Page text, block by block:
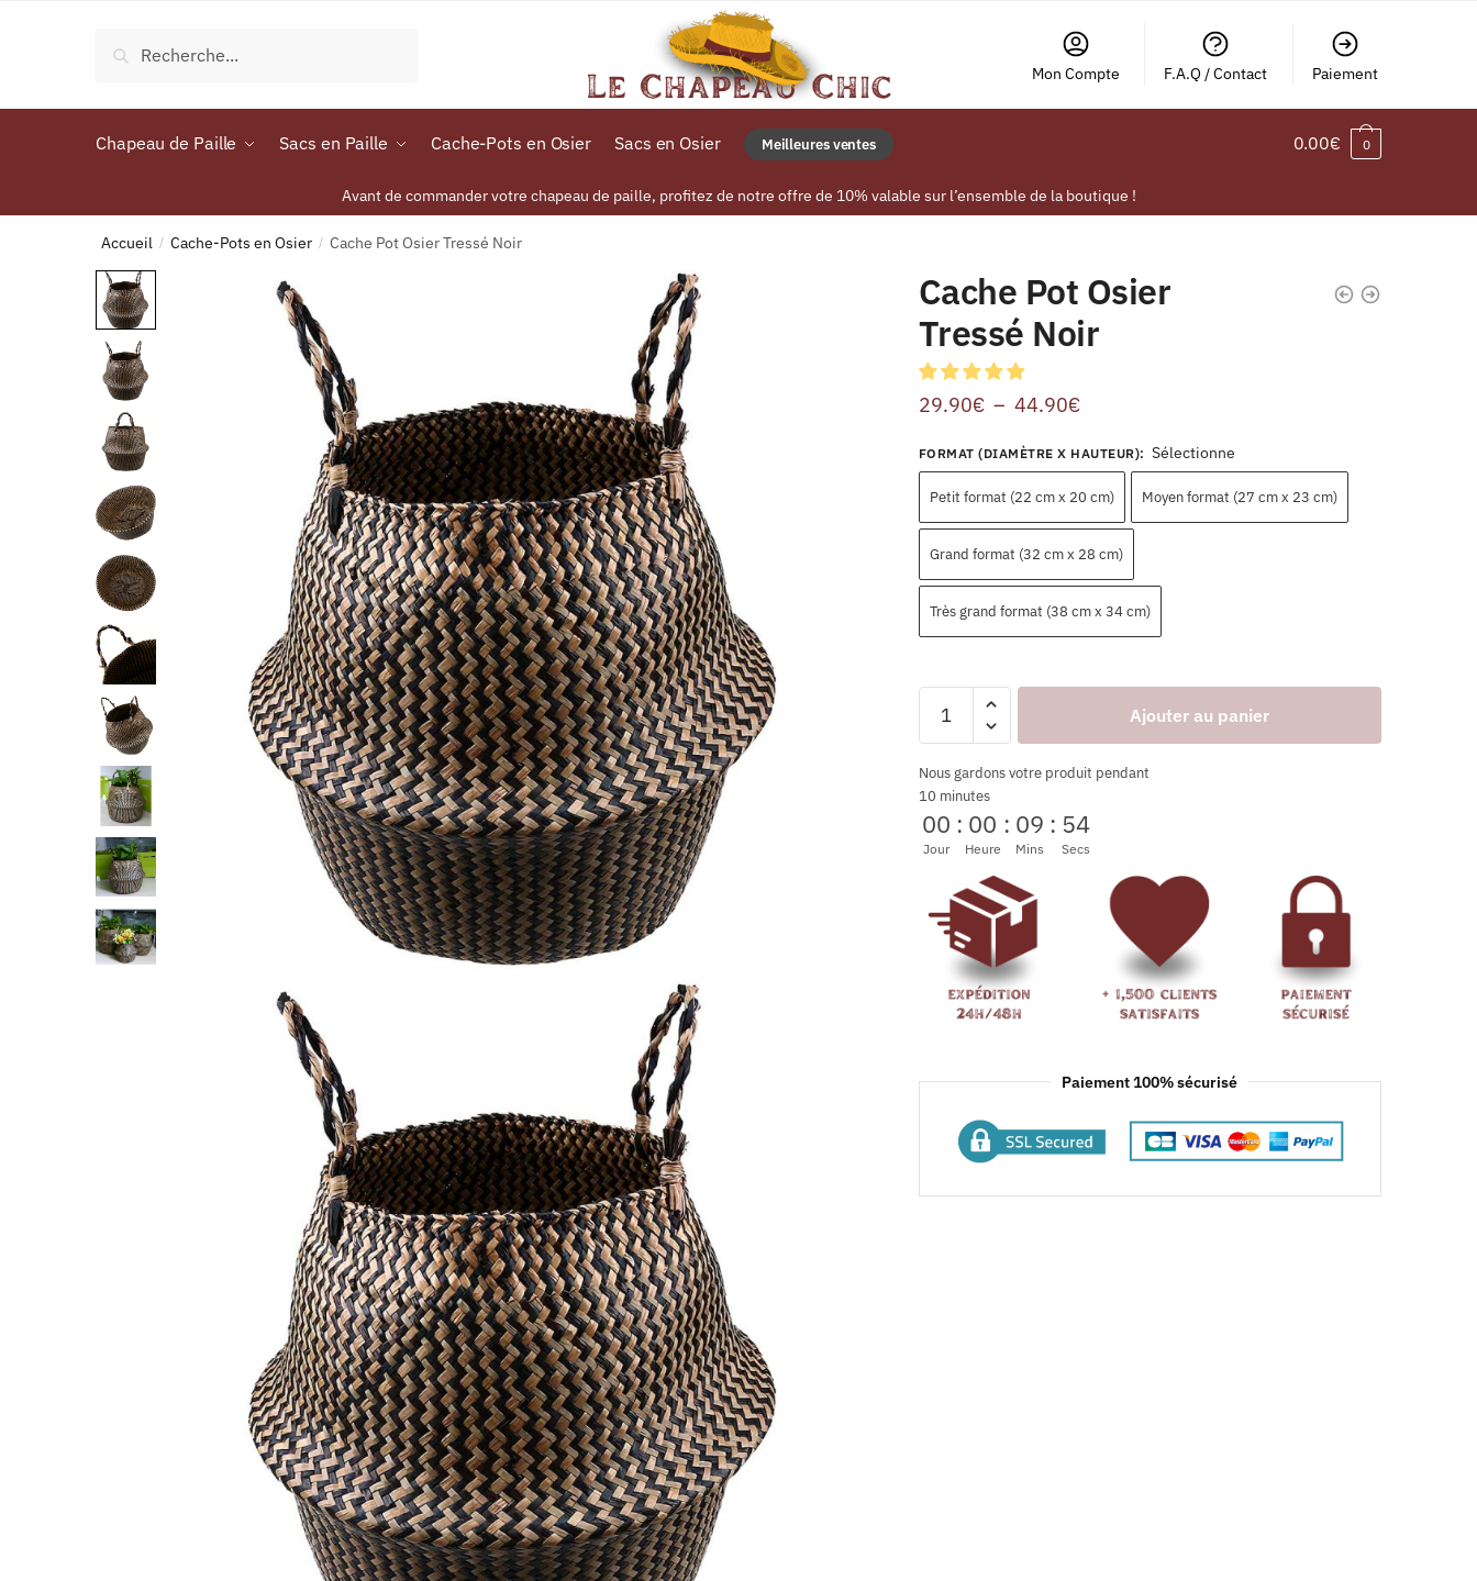
Recherche
Mon Compte F.A.Q / Contact Paiement
Chapeau de Paille Sacs en Paille Cache-Pots en Osier Sacs en Osier Meilleures ventes 0.00€ 0
Avant de commander votre chapeau de paille, profitez de notre offre de 10% valable sur l’ensemble de la boutique !
Accueil / Cache-Pots en Osier / Cache Pot Osier Tressé Noir
Cache Pot Osier
Tressé Noir
29.90€ – 44.90€
FORMAT (DIAMÈTRE X HAUTEUR): Sélectionne
Petit format (22 cm x 20 cm) Moyen format (27 cm x 23 cm)
Grand format (32 cm x 28 cm)
Très grand format (38 cm x 34 cm)
Ajouter au panier
Nous gardons votre produit pendant
10 minutes
00
Jour
: 00
Heure
: 09
Mins
: 53
Secs
Paiement 100% sécurisé